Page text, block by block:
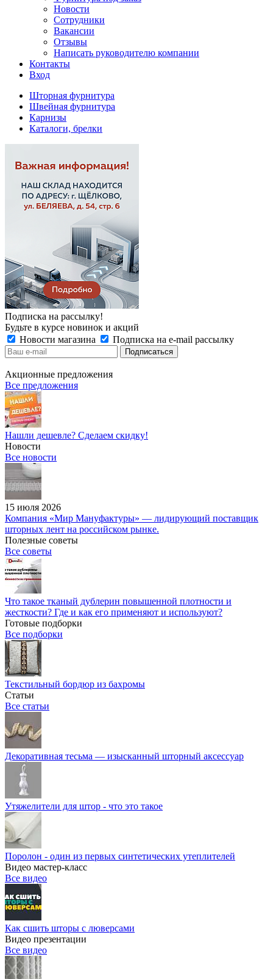
Новости
Сотрудники
Вакансии
Отзывы
Написать руководителю компании
Контакты
Вход
Шторная фурнитура
Швейная фурнитура
Карнизы
Каталоги, брелки
Подписка на рассылку!
Будьте в курсе новинок и акций
Новости магазина
Подписка на e-mail рассылку
Акционные предложения
Все предложения
Нашли дешевле? Сделаем скидку!
Новости
Все новости
15 июля 2026
Компания «Мир Мануфактуры» — лидирующий поставщик
шторных лент на российском рынке.
Полезные советы
Все советы
Что такое тканый дублерин повышенной плотности и
жесткости? Где и как его применяют и используют?
Готовые подборки
Все подборки
Текстильный бордюр из бахромы
Статьи
Все статьи
Декоративная тесьма — изысканный шторный аксессуар
Утяжелители для штор - что это такое
Поролон - один из первых синтетических утеплителей
Видео мастер-класс
Все видео
Как сшить шторы с люверсами
Видео презентации
Все видео